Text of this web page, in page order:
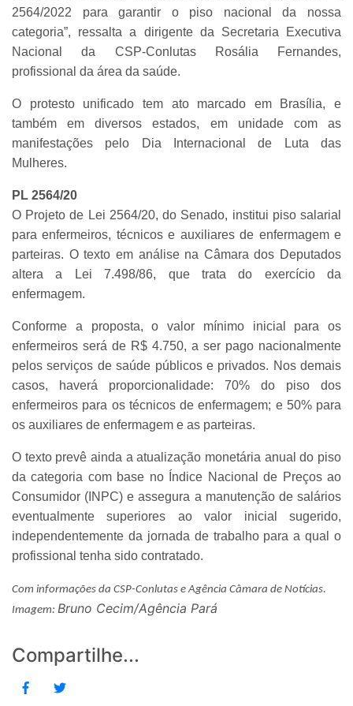
2564/2022 para garantir o piso nacional da nossa
categoria”, ressalta a dirigente da Secretaria Executiva
Nacional da CSP-Conlutas Rosália Fernandes,
profissional da área da saúde.
O protesto unificado tem ato marcado em Brasília, e
também em diversos estados, em unidade com as
manifestações pelo Dia Internacional de Luta das
Mulheres.
PL 2564/20
O Projeto de Lei 2564/20, do Senado, institui piso salarial
para enfermeiros, técnicos e auxiliares de enfermagem e
parteiras. O texto em análise na Câmara dos Deputados
altera a Lei 7.498/86, que trata do exercício da
enfermagem.
Conforme a proposta, o valor mínimo inicial para os
enfermeiros será de R$ 4.750, a ser pago nacionalmente
pelos serviços de saúde públicos e privados. Nos demais
casos, haverá proporcionalidade: 70% do piso dos
enfermeiros para os técnicos de enfermagem; e 50% para
os auxiliares de enfermagem e as parteiras.
O texto prevê ainda a atualização monetária anual do piso
da categoria com base no Índice Nacional de Preços ao
Consumidor (INPC) e assegura a manutenção de salários
eventualmente superiores ao valor inicial sugerido,
independentemente da jornada de trabalho para a qual o
profissional tenha sido contratado.
Com informações da CSP-Conlutas e Agência Câmara de Notícias.
Imagem: Bruno Cecim/Agência Pará
Compartilhe...